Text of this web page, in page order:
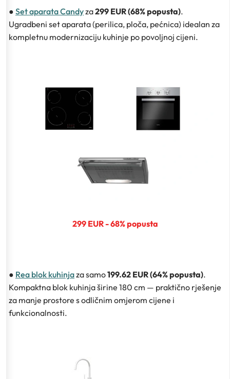
● Set aparata Candyza299 EUR (68% popusta).
Ugradbeni set aparata (perilica, ploča, pećnica) idealan za
kompletnu modernizaciju kuhinje po povoljnoj cijeni.
299 EUR - 68% popusta
● Rea blok kuhinjaza samo199.62 EUR (64% popusta).
Kompaktna blok kuhinja širine 180 cm — praktično rješenje
za manje prostore s odličnim omjerom cijene i
funkcionalnosti.